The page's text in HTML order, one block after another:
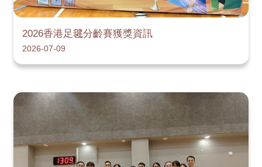
2026香港足毽分齡賽獲獎資訊
2026-07-09